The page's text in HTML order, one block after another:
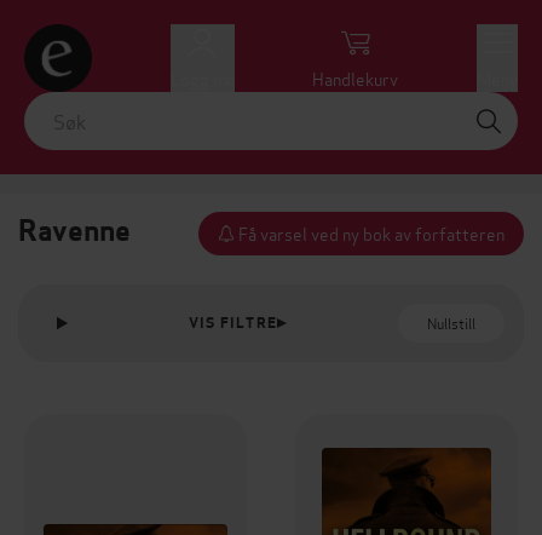
Handlekurv
Ravenne Få varsel ved ny bok av forfatteren
VIS FILTRE Nullstill